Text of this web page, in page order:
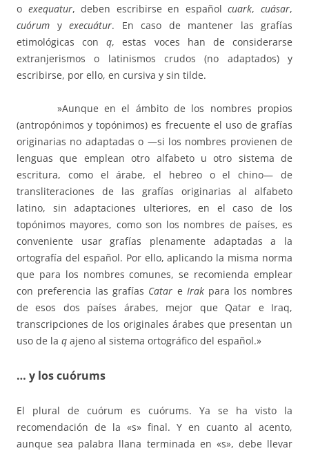
o exequatur, deben escribirse en españolcuark,cuásar,
cuórum y execuátur. En caso de mantener las grafías
etimológicas conq, estas voces han de considerarse
extranjerismos o latinismos crudos (no adaptados) y
escribirse, por ello, en cursiva y sin tilde.
»Aunque en el ámbito de los nombres propios
(antropónimos y topónimos) es frecuente el uso de grafías
originarias no adaptadas o —si los nombres provienen de
lenguas que emplean otro alfabeto u otro sistema de
escritura, como el árabe, el hebreo o el chino— de
transliteraciones de las grafías originarias al alfabeto
latino, sin adaptaciones ulteriores, en el caso de los
topónimos mayores, como son los nombres de países, es
conveniente usar grafías plenamente adaptadas a la
ortografía del español. Por ello, aplicando la misma norma
que para los nombres comunes, se recomienda emplear
con preferencia las grafías Catar e Irakpara los nombres
de esos dos países árabes, mejor que Qatar e Iraq,
transcripciones de los originales árabes que presentan un
uso de la q ajeno al sistema ortográfico del español.»
… y los cuórums
El plural de cuórum es cuórums. Ya se ha visto la
recomendación de la «s» final. Y en cuanto al acento,
aunque sea palabra llana terminada en «s», debe llevar